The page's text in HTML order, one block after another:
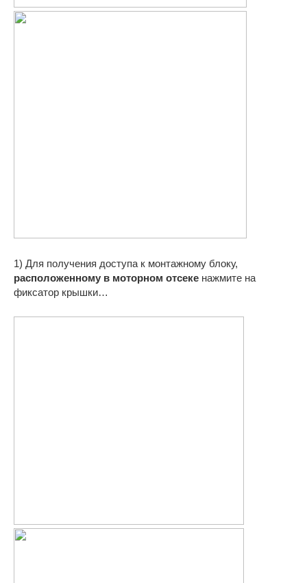
1) Для получения доступа к монтажному блоку,
расположенному в моторном отсеке нажмите на
фиксатор крышки…